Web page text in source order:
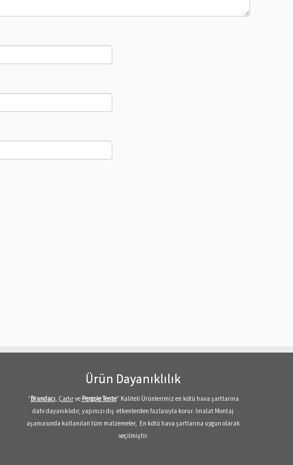
Ürün Dayanıklılık
“Brandacı, Çadırve PergoleTente” Kaliteli Ürünlerimiz en kötü hava şartlarına
dahi dayanıklıdır, yapınızı dış etkenlerden fazlasıyla korur. İmalat Montaj
aşamasında kullanılan tüm malzemeler, En kötü hava şartlarına uygun olarak
seçilmiştir.